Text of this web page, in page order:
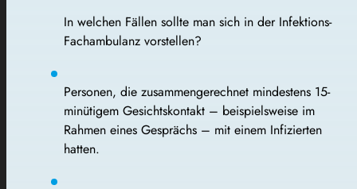
In welchen Fällen sollte man sich in der Infektions-
Fachambulanz vorstellen?
Personen, die zusammengerechnet mindestens 15-
minütigem Gesichtskontakt – beispielsweise im
Rahmen eines Gesprächs – mit einem Infizierten
hatten.